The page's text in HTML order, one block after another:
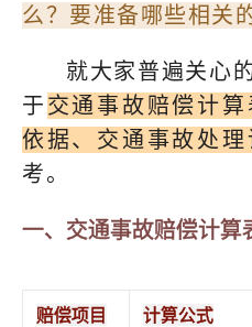
么？要准备哪些相关
就大家普遍关心
于 交通事故赔偿计
依据、交通事故处
考。
一、交通事故赔偿计算
赔偿项目 计算公式